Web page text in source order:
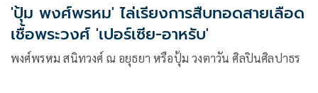
'ปุ้ม พงศ์พรหม' ไล่เรียงการสืบทอดสายเลือด
เชื้อพระวงศ์ 'เปอร์เซีย-อาหรับ'
พงศ์พรหม สนิทวงศ์ ณ อยุธยา หรือปุ้ม วงตาวัน ศิลปินศิลปาธร